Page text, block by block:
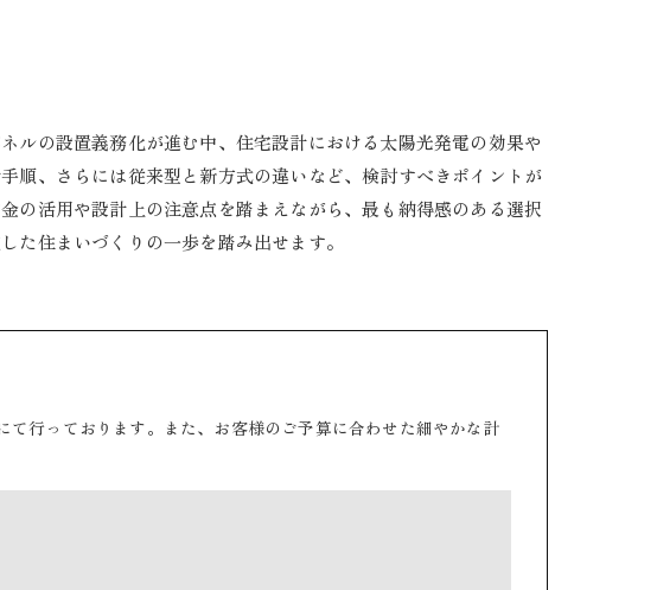
ルの設置義務化が進む中、住宅設計における太陽光発電の効果や
順、さらには従来型と新方式の違いなど、検討すべきポイントが
の活用や設計上の注意点を踏まえながら、最も納得感のある選択
た住まいづくりの一歩を踏み出せます。
行っております。また、お客様のご予算に合わせた細やかな計